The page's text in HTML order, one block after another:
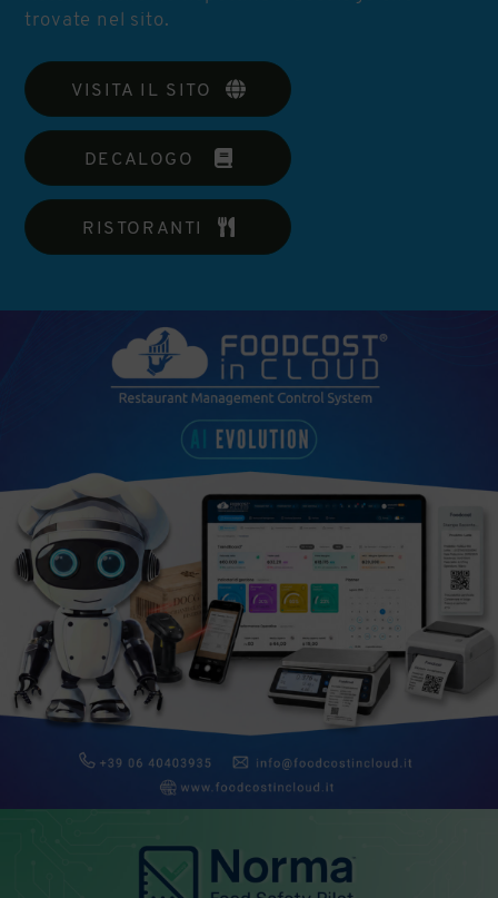
trovate nel sito.
VISITA IL SITO
DECALOGO
RISTORANTI